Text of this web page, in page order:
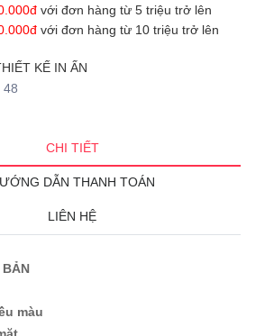
với đơn hàng từ 5 triệu trở lên
với đơn hàng từ 10 triệu trở lên
KẾ IN ẤN
48
CHI TIẾT
DẪN THANH TOÁN
LIÊN HỆ
BẢN
màu